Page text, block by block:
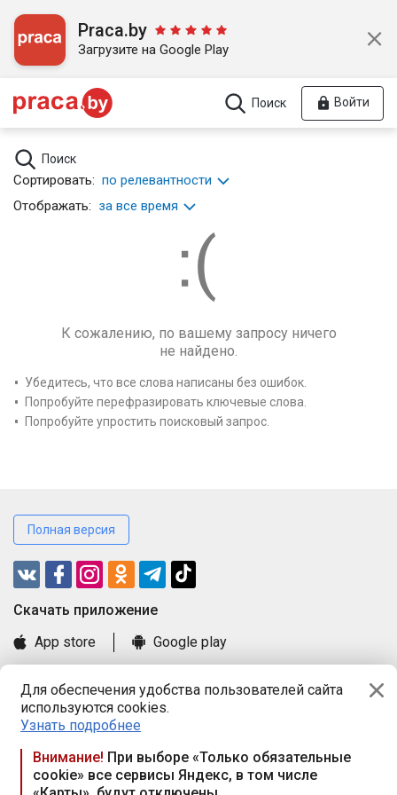
Для обеспечения удобства пользователей сайта
используются cookies.
Узнать подробнее
Внимание! При выборе «Только обязательные
cookie» все сервисы Яндекс, в том числе
Praca.by
Загрузите на Google Play
Поиск Войти
Поиск
Сортировать: по релевантности
Отображать: за все время
К сожалению, по вашему запросу ничего
не найдено.
Убедитесь, что все слова написаны без ошибок.
Попробуйте перефразировать ключевые слова.
Попробуйте упростить поисковый запрос.
Полная версия
Cкачать приложение
App store
Google play
Книга замечаний и предложений
Правила и документы
Praca.by © 2000—2026, ООО «ПРАЦА БАЙ»
Республика Беларусь, 220114, г. Минск, пр-т Независимости
117а, пом. № 9.